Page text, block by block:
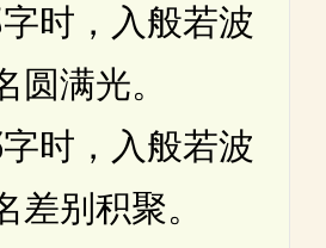
，入般若波
圆满光。
，入般若波
差别积聚。